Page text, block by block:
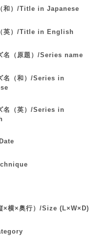
和）/Title in Japanese
英）/Title in English
名（原題）/Series name
名（和）/Series in
名（英）/Series in
×横×奥行）/Size (L×W×D)